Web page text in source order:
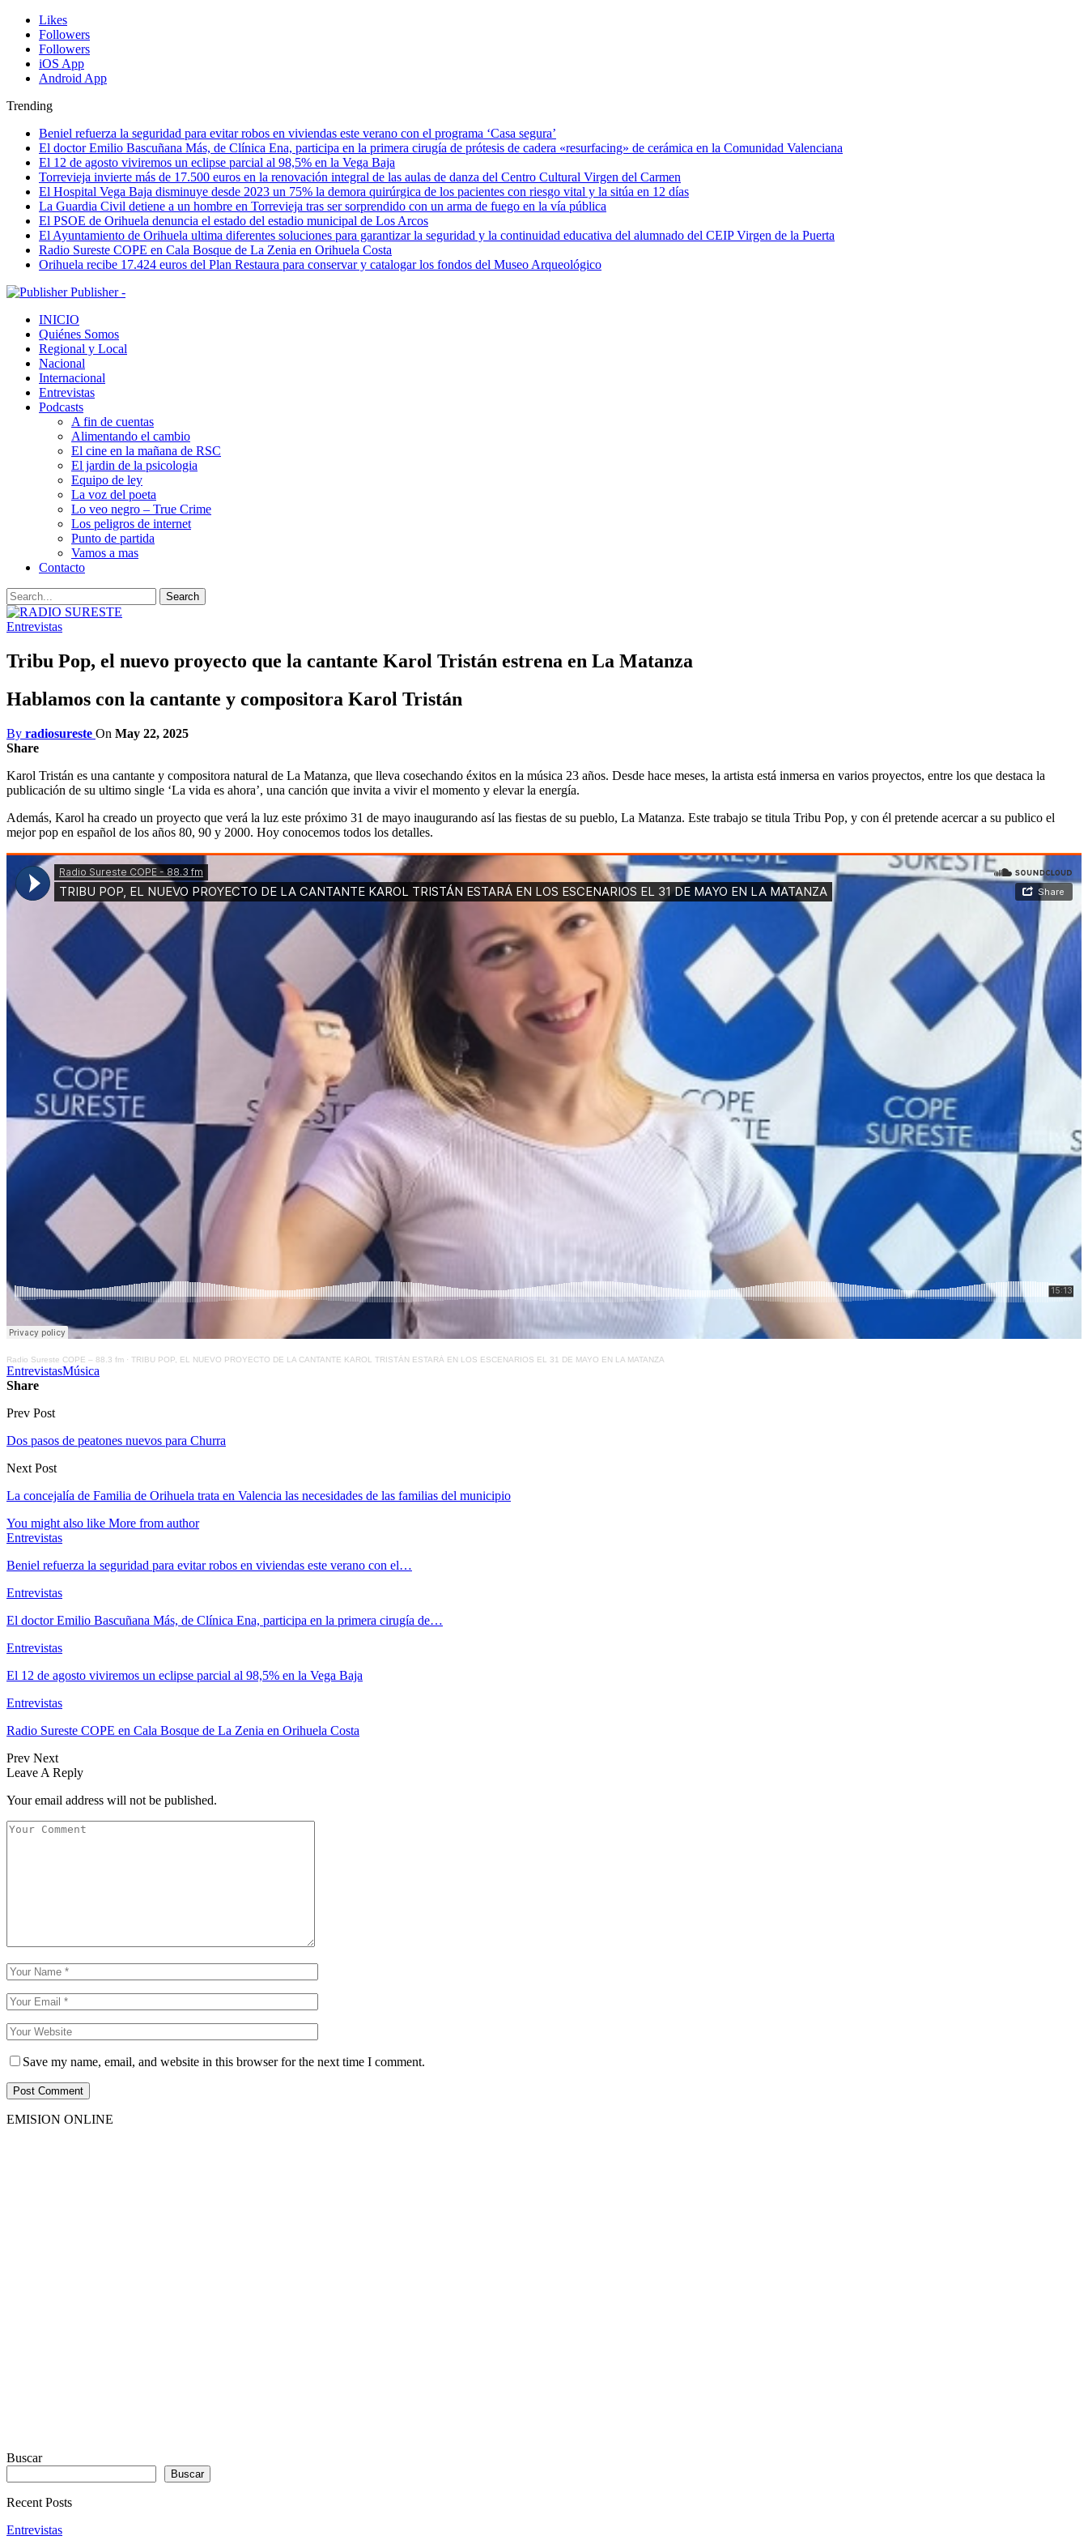
Likes
Followers
Followers
iOS App
Android App
Trending
Beniel refuerza la seguridad para evitar robos en viviendas este verano con el programa ‘Casa segura’
El doctor Emilio Bascuñana Más, de Clínica Ena, participa en la primera cirugía de prótesis de cadera «resurfacing» de cerámica en la Comunidad Valenciana
El 12 de agosto viviremos un eclipse parcial al 98,5% en la Vega Baja
Torrevieja invierte más de 17.500 euros en la renovación integral de las aulas de danza del Centro Cultural Virgen del Carmen
El Hospital Vega Baja disminuye desde 2023 un 75% la demora quirúrgica de los pacientes con riesgo vital y la sitúa en 12 días
La Guardia Civil detiene a un hombre en Torrevieja tras ser sorprendido con un arma de fuego en la vía pública
El PSOE de Orihuela denuncia el estado del estadio municipal de Los Arcos
El Ayuntamiento de Orihuela ultima diferentes soluciones para garantizar la seguridad y la continuidad educativa del alumnado del CEIP Virgen de la Puerta
Radio Sureste COPE en Cala Bosque de La Zenia en Orihuela Costa
Orihuela recibe 17.424 euros del Plan Restaura para conservar y catalogar los fondos del Museo Arqueológico
Publisher -
INICIO
Quiénes Somos
Regional y Local
Nacional
Internacional
Entrevistas
Podcasts
A fin de cuentas
Alimentando el cambio
El cine en la mañana de RSC
El jardin de la psicologia
Equipo de ley
La voz del poeta
Lo veo negro – True Crime
Los peligros de internet
Punto de partida
Vamos a mas
Contacto
Entrevistas
Tribu Pop, el nuevo proyecto que la cantante Karol Tristán estrena en La Matanza
Hablamos con la cantante y compositora Karol Tristán
By radiosureste On May 22, 2025
Share
Karol Tristán es una cantante y compositora natural de La Matanza, que lleva cosechando éxitos en la música 23 años. Desde hace meses, la artista está inmersa en varios proyectos, entre los que destaca la
publicación de su ultimo single ‘La vida es ahora’, una canción que invita a vivir el momento y elevar la energía.
Además, Karol ha creado un proyecto que verá la luz este próximo 31 de mayo inaugurando así las fiestas de su pueblo, La Matanza. Este trabajo se titula Tribu Pop, y con él pretende acercar a su publico el
mejor pop en español de los años 80, 90 y 2000. Hoy conocemos todos los detalles.
Radio Sureste COPE – 88.3 fm · TRIBU POP, EL NUEVO PROYECTO DE LA CANTANTE KAROL TRISTÁN ESTARÁ EN LOS ESCENARIOS EL 31 DE MAYO EN LA MATANZA
EntrevistasMúsica
Share
Prev Post
Dos pasos de peatones nuevos para Churra
Next Post
La concejalía de Familia de Orihuela trata en Valencia las necesidades de las familias del municipio
You might also like More from author
Entrevistas
Beniel refuerza la seguridad para evitar robos en viviendas este verano con el…
Entrevistas
El doctor Emilio Bascuñana Más, de Clínica Ena, participa en la primera cirugía de…
Entrevistas
El 12 de agosto viviremos un eclipse parcial al 98,5% en la Vega Baja
Entrevistas
Radio Sureste COPE en Cala Bosque de La Zenia en Orihuela Costa
Prev Next
Leave A Reply
Your email address will not be published.
Save my name, email, and website in this browser for the next time I comment.
EMISION ONLINE
Buscar
Buscar
Recent Posts
Entrevistas